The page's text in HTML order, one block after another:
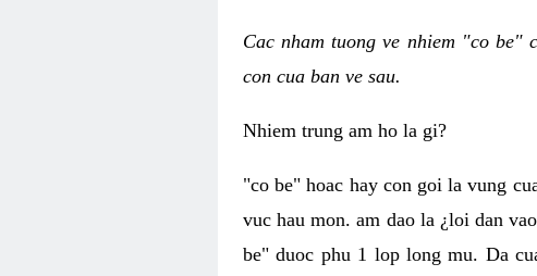
Cac nham tuong ve nhiem "co be"
con cua ban ve sau.
Nhiem trung am ho la gi?
"co be" hoac hay con goi la vung
vuc hau mon. am dao la ¿loi dan
be" duoc phu 1 lop long mu. Da